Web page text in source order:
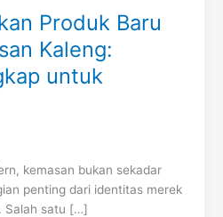
Produk Baru
Kaleng:
untuk
kemasan bukan sekadar
penting dari identitas merek
Salah satu […]